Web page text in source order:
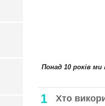
Понад 10 років ми
1 Хто